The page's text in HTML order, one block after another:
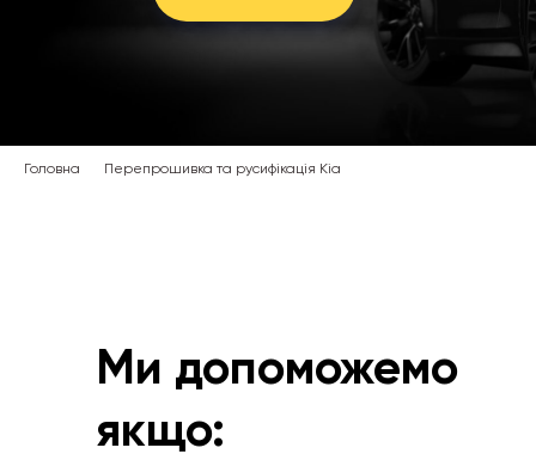
Головна Перепрошивка та русифікація Kia
Ми допоможемо
якщо: